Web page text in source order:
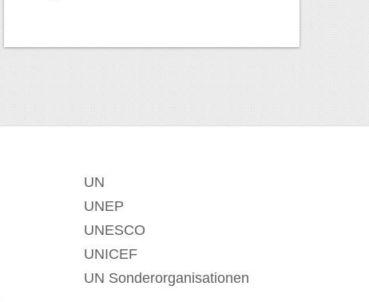
UN
UNEP
UNESCO
UNICEF
UN Sonderorganisationen